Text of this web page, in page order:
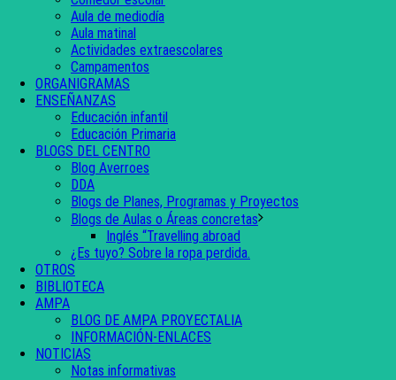
Aula de mediodía
Aula matinal
Actividades extraescolares
Campamentos
ORGANIGRAMAS
ENSEÑANZAS
Educación infantil
Educación Primaria
BLOGS DEL CENTRO
Blog Averroes
DDA
Blogs de Planes, Programas y Proyectos
Blogs de Aulas o Áreas concretas
Inglés “Travelling abroad
¿Es tuyo? Sobre la ropa perdida.
OTROS
BIBLIOTECA
AMPA
BLOG DE AMPA PROYECTALIA
INFORMACIÓN-ENLACES
NOTICIAS
Notas informativas